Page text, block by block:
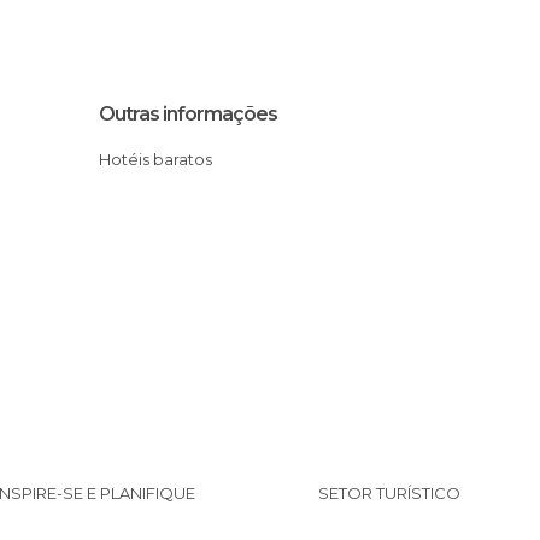
Outras informações
Hotéis baratos
SE E PLANIFIQUE SETOR TURÍSTICO